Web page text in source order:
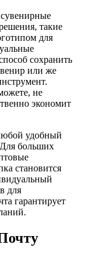
такие
для
сохранить
или же
не
экономит
удобный
больших
становится
для
гарантирует